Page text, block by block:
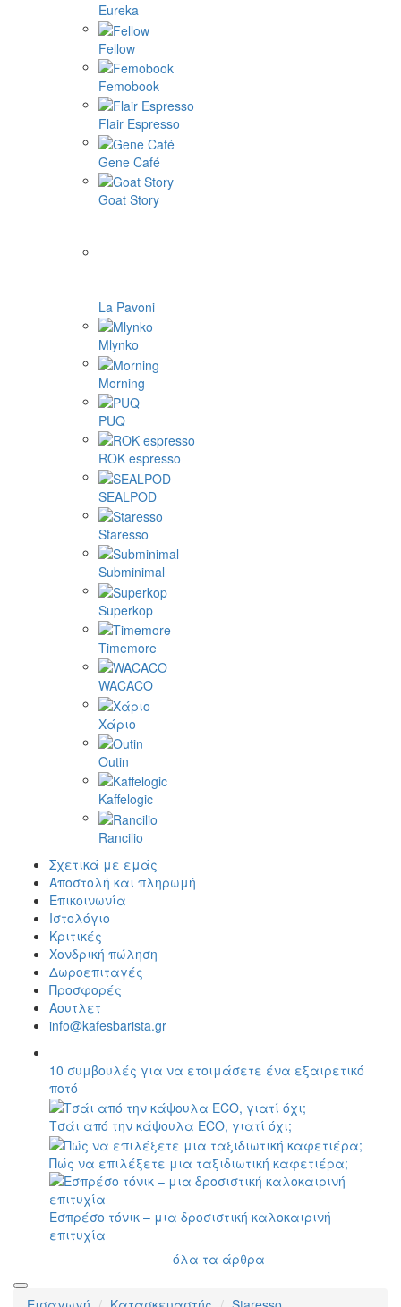
Eureka
Fellow
Femobook
Flair Espresso
Gene Café
Goat Story
La Pavoni
Mlynko
Morning
PUQ
ROK espresso
SEALPOD
Staresso
Subminimal
Superkop
Timemore
WACACO
Χάριο
Outin
Kaffelogic
Rancilio
Σχετικά με εμάς
Αποστολή και πληρωμή
Επικοινωνία
Ιστολόγιο
Κριτικές
Χονδρική πώληση
Δωροεπιταγές
Προσφορές
Αουτλετ
info@kafesbarista.gr
10 συμβουλές για να ετοιμάσετε ένα εξαιρετικό
ποτό
Τσάι από την κάψουλα ECO, γιατί όχι;
Πώς να επιλέξετε μια ταξιδιωτική καφετιέρα;
Εσπρέσο τόνικ – μια δροσιστική καλοκαιρινή
επιτυχία
όλα τα άρθρα